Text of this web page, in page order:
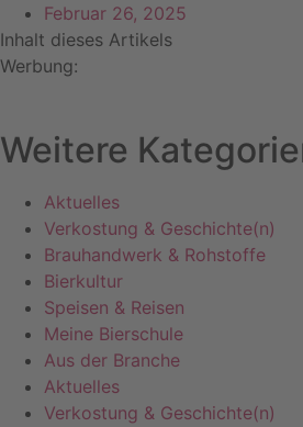
Februar 26, 2025
Inhalt dieses Artikels
Werbung:
Weitere
Aktuelles
Verkostung & Geschichte(n)
Brauhandwerk & Rohstoffe
Bierkultur
Speisen & Reisen
Meine Bierschule
Aus der Branche
Aktuelles
Verkostung & Geschichte(n)